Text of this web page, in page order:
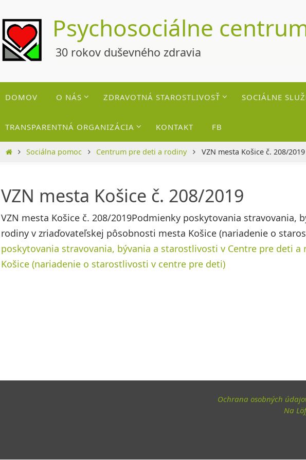
to
content
Psychosociálne
30 rokov duševného zdravia
toDOMOV O NÁS ZDRAVOTNÁ STAROSTLIVOSŤ SOCIÁLNE
TRANSPARENTNÁ ORGANIZÁCIA KONTAKT FB
HomeSociálna pomoc Centrum pre deti a rodiny VZN mesta Košice č. 208/2019
VZN mesta Košice č. 208/2019
VZN mesta Košice č. 208/2019Podmienky poskytovania stravovania,
rodiny v zriaďovateľskej pôsobnosti mesta Košice (nariadenie o
poskytovania stravovania, bývania a starostlivosti v Centre pre deti
Košice (nariadenie o starostlivosti v centre pre deti)
Ochrana osobných
Na